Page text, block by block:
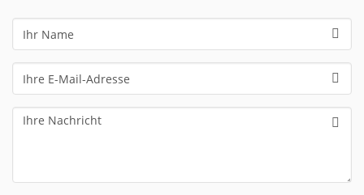
Ihr
Name
Ihre
E-
Mail-
Ihre